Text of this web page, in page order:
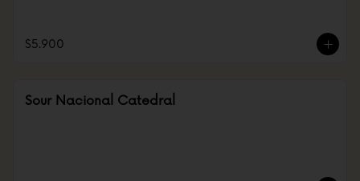
$5.900
Sour Nacional Catedral